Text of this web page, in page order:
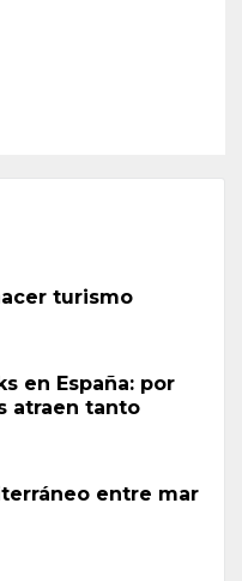
turismo
en España: por
atraen tanto
entre mar